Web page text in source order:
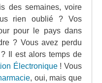
des semaines, voire
rien oublié ? Vos
pour le pays dans
? Vous avez perdu
Il est alors temps de
Électronique! Vous
, oui, mais que